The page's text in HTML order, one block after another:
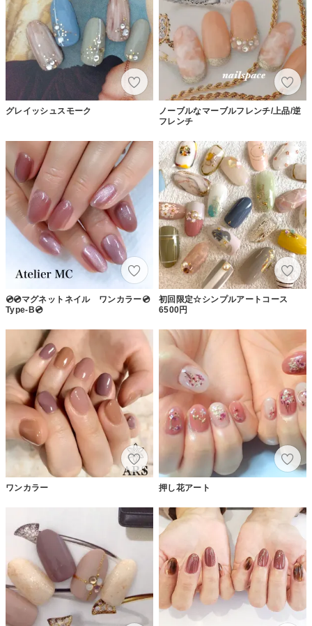
グレイッシュスモーク
ノーブルなマーブルフレンチ/上品/逆
フレンチ
💿💿マグネットネイル ワンカラー💿
Type-B💿
初回限定☆シンプルアートコース
6500円
ワンカラー 押し花アート